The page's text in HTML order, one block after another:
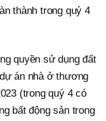
thành trong quý 4
quyền sử dụng đất
án nhà ở thương
(trong quý 4 có
bất động sản trong